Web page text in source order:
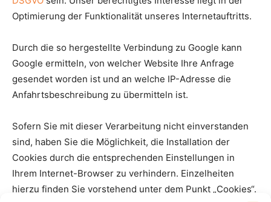
Optimierung der Funktionalität unseres Internetauftritts.
Durch die so hergestellte Verbindung zu Google kann
Google ermitteln, von welcher Website Ihre Anfrage
gesendet worden ist und an welche IP-Adresse die
Anfahrtsbeschreibung zu übermitteln ist.
Sofern Sie mit dieser Verarbeitung nicht einverstanden
sind, haben Sie die Möglichkeit, die Installation der
Cookies durch die entsprechenden Einstellungen in
Ihrem Internet-Browser zu verhindern. Einzelheiten
hierzu finden Sie vorstehend unter dem Punkt „Cookies“.